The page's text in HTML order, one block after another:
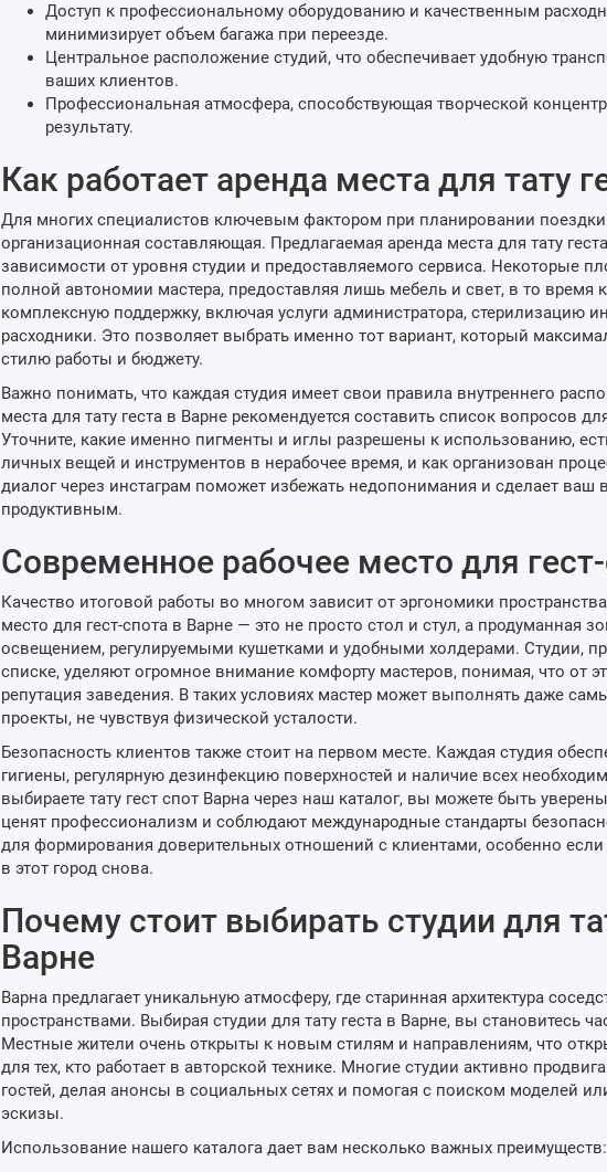
Доступ к профессиональному оборудованию и качественным
минимизирует объем багажа при переезде.
Центральное расположение студий, что обеспечивает удобную
ваших клиентов.
Профессиональная атмосфера, способствующая творческой
результату.
Как работает аренда места для тату
Для многих специалистов ключевым фактором при планировании
организационная составляющая. Предлагаемая аренда места для тату
зависимости от уровня студии и предоставляемого сервиса. Некоторые
полной автономии мастера, предоставляя лишь мебель и свет, в то время
комплексную поддержку, включая услуги администратора, стерилизацию
расходники. Это позволяет выбрать именно тот вариант, который
стилю работы и бюджету.
Важно понимать, что каждая студия имеет свои правила внутреннего
места для тату геста в Варне рекомендуется составить список вопросов
Уточните, какие именно пигменты и иглы разрешены к использованию,
личных вещей и инструментов в нерабочее время, и как организован
диалог через инстаграм поможет избежать недопонимания и сделает ваш
продуктивным.
Современное рабочее место для
Качество итоговой работы во многом зависит от эргономики
место для гест-спота в Варне — это не просто стол и стул, а продуманная
освещением, регулируемыми кушетками и удобными холдерами. Студии,
списке, уделяют огромное внимание комфорту мастеров, понимая, что от
репутация заведения. В таких условиях мастер может выполнять даже
проекты, не чувствуя физической усталости.
Безопасность клиентов также стоит на первом месте. Каждая студия
гигиены, регулярную дезинфекцию поверхностей и наличие всех
выбираете тату гест спот Варна через наш каталог, вы можете быть
ценят профессионализм и соблюдают международные стандарты
для формирования доверительных отношений с клиентами, особенно
в этот город снова.
Почему стоит выбирать студии для
Варне
Варна предлагает уникальную атмосферу, где старинная архитектура
пространствами. Выбирая студии для тату геста в Варне, вы становитесь
Местные жители очень открыты к новым стилям и направлениям, что
для тех, кто работает в авторской технике. Многие студии активно
гостей, делая анонсы в социальных сетях и помогая с поиском моделей
эскизы.
Использование нашего каталога дает вам несколько важных преимуществ: